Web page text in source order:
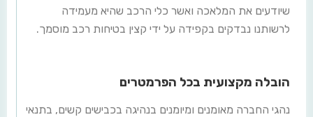
שיודעים את המלאכה ואשר כלי הרכב שהיא מעמידה
לרשותנו נבדקים בקפידה על ידי קצין בטיחות רכב מוסמך.
הובלה מקצועית בכל הפרמטרים
נהגי החברה מאומנים ומיומנים בנהיגה בכבישים קשים, בתנאי